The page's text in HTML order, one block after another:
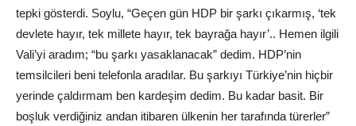
tepki gösterdi. Soylu, “Geçen gün HDP bir şarkı çıkarmış, ‘tek
devlete hayır, tek millete hayır, tek bayrağa hayır’.. Hemen ilgili
Vali’yi aradım; “bu şarkı yasaklanacak” dedim. HDP’nin
temsilcileri beni telefonla aradılar. Bu şarkıyı Türkiye’nin hiçbir
yerinde çaldırmam ben kardeşim dedim. Bu kadar basit. Bir
boşluk verdiğiniz andan itibaren ülkenin her tarafında türerler”